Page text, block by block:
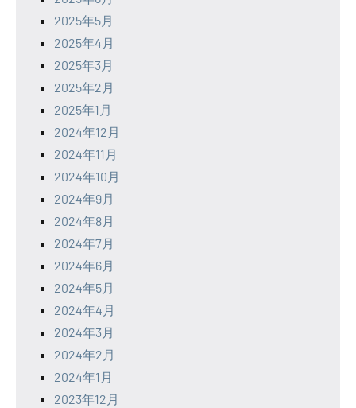
2025年5月
2025年4月
2025年3月
2025年2月
2025年1月
2024年12月
2024年11月
2024年10月
2024年9月
2024年8月
2024年7月
2024年6月
2024年5月
2024年4月
2024年3月
2024年2月
2024年1月
2023年12月